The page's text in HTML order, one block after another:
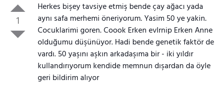
1
Herkes bişey tavsiye etmiş bende çay ağacı yada
aynı safa merhemi öneriyorum. Yasim 50 ye yakin.
Cocuklarimi goren. Coook Erken evlrnip Erken Anne
olduğumu düşünüyor. Hadi bende genetik faktör de
vardı. 50 yaşını aşkın arkadaşıma bir - iki yıldır
kullandırıyorum kendide memnun dışardan da öyle
geri bildirim alıyor